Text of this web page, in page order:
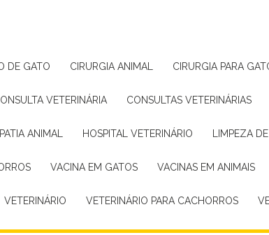
DE GATO CIRURGIA ANIMAL CIRURGIA PARA
CONSULTA VETERINÁRIA CONSULTAS VETERINÁRIAS
ANIMAL HOSPITAL VETERINÁRIO LIMPEZA
VACINA EM GATOS VACINAS EM ANIMAIS
VETERINÁRIO VETERINÁRIO PARA CACHORROS